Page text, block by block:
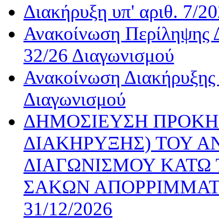
Διακήρυξη υπ' αριθ. 7/
Ανακοίνωση Περίληψης
32/26 Διαγωνισμού
Ανακοίνωση
Διαγωνισμού
ΔΗΜΟΣΙΕΥΣΗ
ΔΙΑΚΗΡΥΞΗΣ) ΤΟΥ
ΔΙΑΓΩΝΙΣΜΟΥ
ΣΑΚΩΝ
31/12/2026